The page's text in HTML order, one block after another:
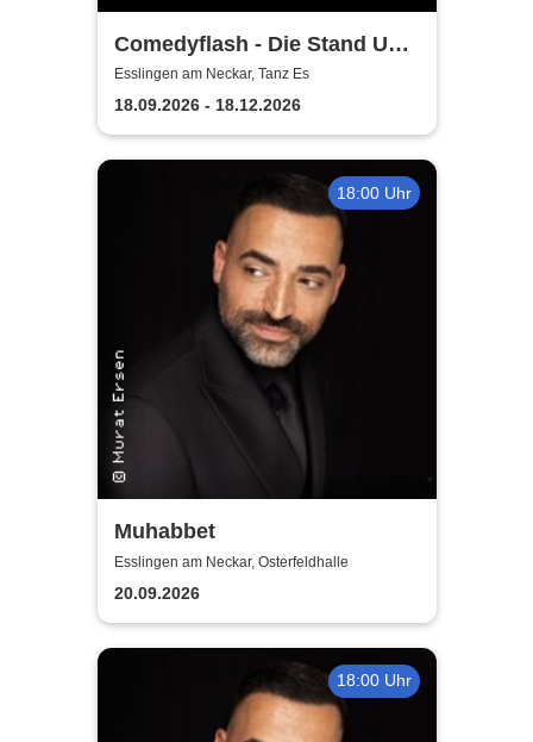
Comedyflash - Die Stand Up
Comedy Show in Esslingen
Esslingen am Neckar, Tanz Es
18.09.2026 - 18.12.2026
18:00 Uhr
Muhabbet
Esslingen am Neckar, Osterfeldhalle
20.09.2026
18:00 Uhr